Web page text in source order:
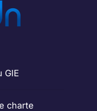
GIE
charte